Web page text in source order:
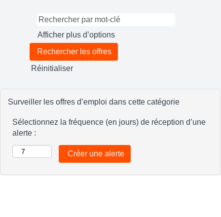
Afficher plus d’options
Réinitialiser
Surveiller les offres d’emploi dans cette catégorie
Sélectionnez la fréquence (en jours) de réception d’une
alerte :